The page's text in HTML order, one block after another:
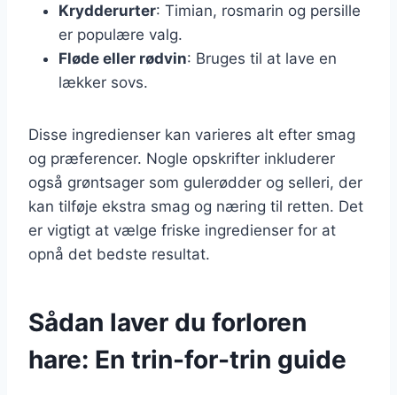
Krydderurter: Timian, rosmarin og persille
er populære valg.
Fløde eller rødvin: Bruges til at lave en
lækker sovs.
Disse ingredienser kan varieres alt efter smag
og præferencer. Nogle opskrifter inkluderer
også grøntsager som gulerødder og selleri, der
kan tilføje ekstra smag og næring til retten. Det
er vigtigt at vælge friske ingredienser for at
opnå det bedste resultat.
Sådan laver du forloren
hare: En trin-for-trin guide